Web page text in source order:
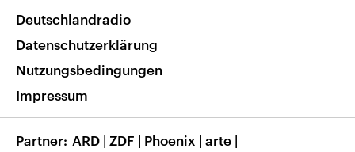
Nachrichten App
Frequenzen
Veranstaltungen
Musikliste
RSS
Barrierefreiheit
Deutschlandradio
Datenschutzerklärung
Nutzungsbedingungen
Impressum
Partner ARD | ZDF | Phoenix | arte |